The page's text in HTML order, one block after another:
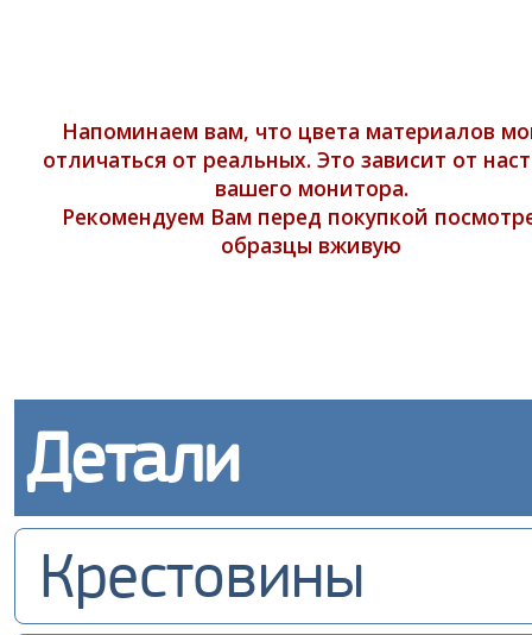
Напоминаем вам, что цвета материалов
отличаться от реальных. Это зависит от
вашего монитора.
Рекомендуем Вам перед покупкой
образцы вживую
Детали
Крестовины